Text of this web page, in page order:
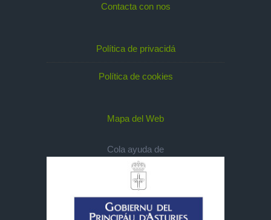
Contacta con nos
Política de privacidá
Política de cookies
Mapa del Web
Cola ayuda de